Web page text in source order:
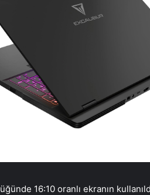
16:10 oranlı ekranın